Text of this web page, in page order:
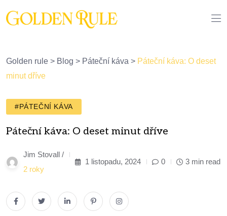
Golden rule > Blog > Páteční káva > Páteční káva: O deset
minut dříve
#PÁTEČNÍ KÁVA
Páteční káva: O deset minut dříve
Jim Stovall /
2 roky
1 listopadu, 2024 0 3 min read